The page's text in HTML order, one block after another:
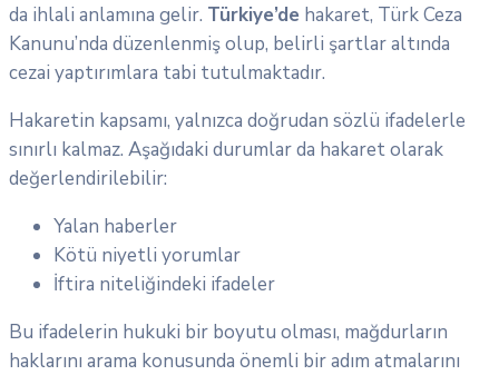
da ihlali anlamına gelir. Türkiye’de hakaret, Türk Ceza
Kanunu’nda düzenlenmiş olup, belirli şartlar altında
cezai yaptırımlara tabi tutulmaktadır.
Hakaretin kapsamı, yalnızca doğrudan sözlü ifadelerle
sınırlı kalmaz. Aşağıdaki durumlar da hakaret olarak
değerlendirilebilir:
Yalan haberler
Kötü niyetli yorumlar
İftira niteliğindeki ifadeler
Bu ifadelerin hukuki bir boyutu olması, mağdurların
haklarını arama konusunda önemli bir adım atmalarını